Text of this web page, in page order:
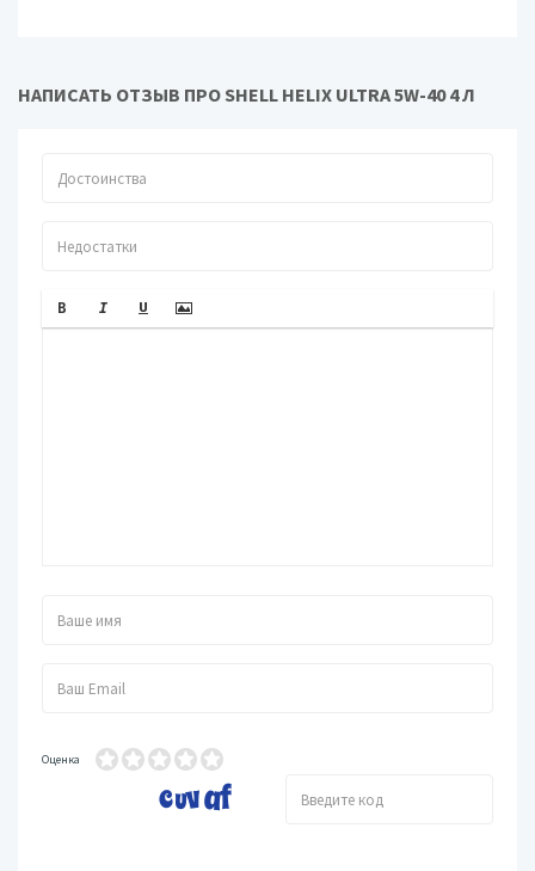
НАПИСАТЬ ОТЗЫВ ПРО SHELL HELIX ULTRA 5W-40 4 Л
Оценка